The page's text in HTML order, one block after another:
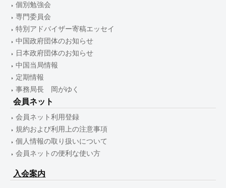
個別勉強会
専門委員会
特別アドバイザー寄稿エッセイ
中国政府団体のお知らせ
日本政府団体のお知らせ
中国当局情報
定期情報
事務局長 岡がゆく
会員ネット
会員ネット利用登録
規約および利用上の注意事項
個人情報の取り扱いについて
会員ネットの便利な使い方
入会案内